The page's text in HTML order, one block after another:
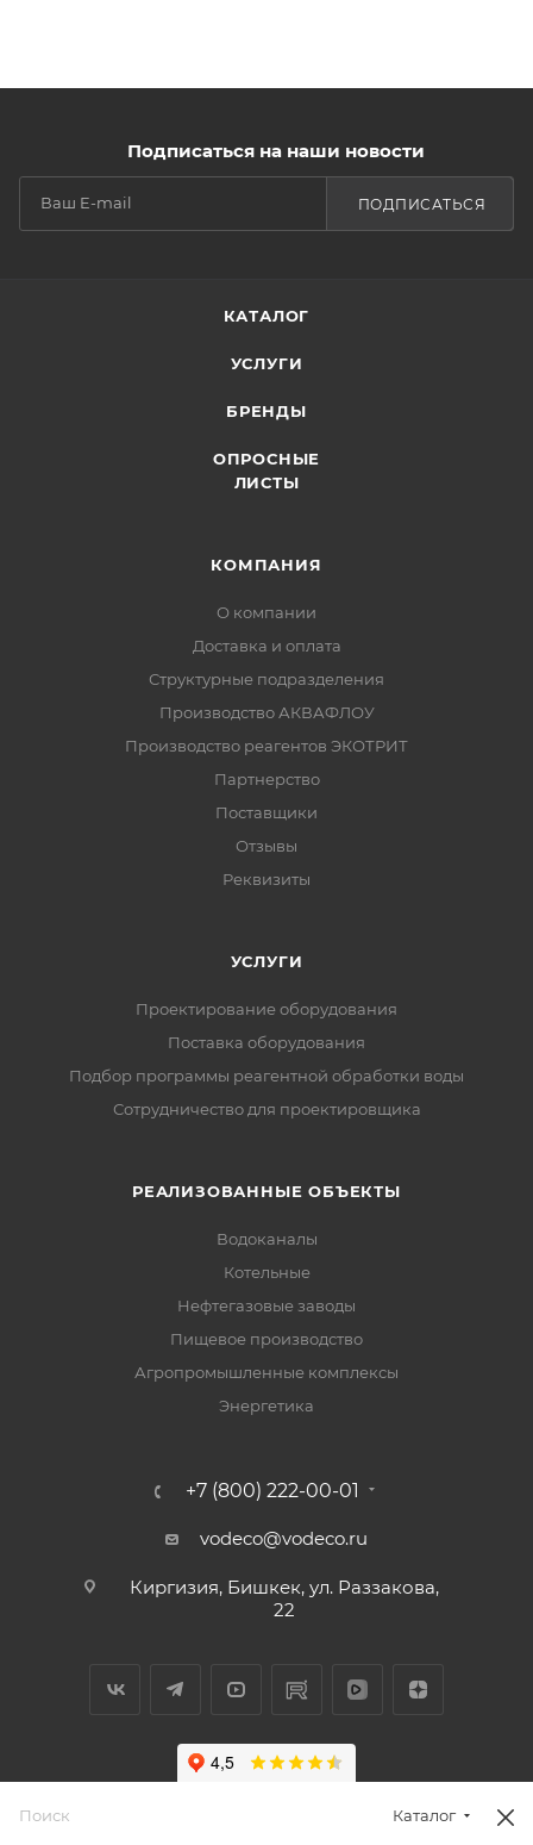
Подписаться на наши новости
ПОДПИСАТЬСЯ
КАТАЛОГ
УСЛУГИ
БРЕНДЫ
ОПРОСНЫЕ
ЛИСТЫ
КОМПАНИЯ
О компании
Доставка и оплата
Структурные подразделения
Производство АКВАФЛОУ
Производство реагентов ЭКОТРИТ
Партнерство
Поставщики
Отзывы
Реквизиты
УСЛУГИ
Проектирование оборудования
Поставка оборудования
Подбор программы реагентной обработки воды
Сотрудничество для проектировщика
РЕАЛИЗОВАННЫЕ ОБЪЕКТЫ
Водоканалы
Котельные
Нефтегазовые заводы
Пищевое производство
Агропромышленные комплексы
Энергетика
+7 (800) 222-00-01
vodeco@vodeco.ru
Киргизия, Бишкек, ул. Раззакова,
22
Каталог